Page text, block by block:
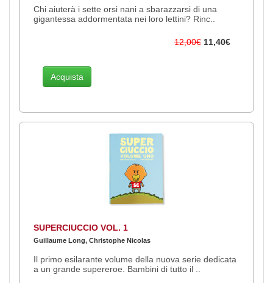
Chi aiuterà i sette orsi nani a sbarazzarsi di una
gigantessa addormentata nei loro lettini? Rinc..
12,00€ 11,40€
Acquista
SUPERCIUCCIO VOL. 1
Guillaume Long, Christophe Nicolas
Il primo esilarante volume della nuova serie dedicata
a un grande supereroe. Bambini di tutto il ..